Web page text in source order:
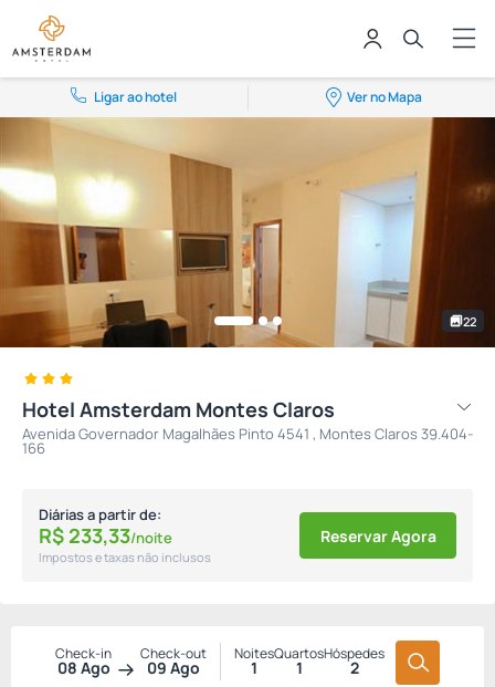
Ligar ao hotel Ver no Mapa
22
Hotel Amsterdam Montes Claros
Avenida Governador Magalhães Pinto 4541 , Montes Claros 39.404-
166
Diárias a partir de:
R$ 233,33/noite
Impostos e taxas não inclusos
Reservar Agora
Check-in
08 Ago
Check-out
09 Ago
Noites
1
Quartos
1
Hóspedes
2